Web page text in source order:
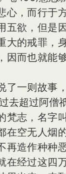
心，而行于
五欲，但是
大的戒罪，
因而也就能
一则故事
去超过阿僧
梵志，名字
在空无人烟
再造作种种
在经过这四